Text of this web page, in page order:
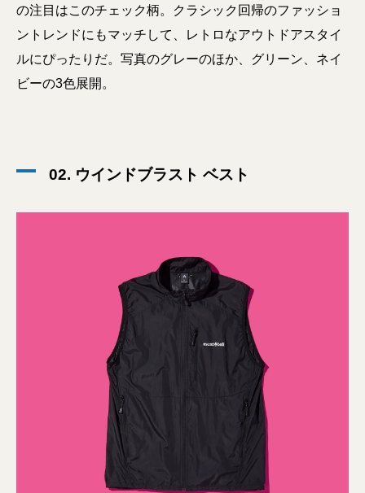
の注目はこのチェック柄。クラシック回帰のファッショ
ントレンドにもマッチして、レトロなアウトドアスタイ
ルにぴったりだ。写真のグレーのほか、グリーン、ネイ
ビーの3色展開。
02. ウインドブラスト ベスト